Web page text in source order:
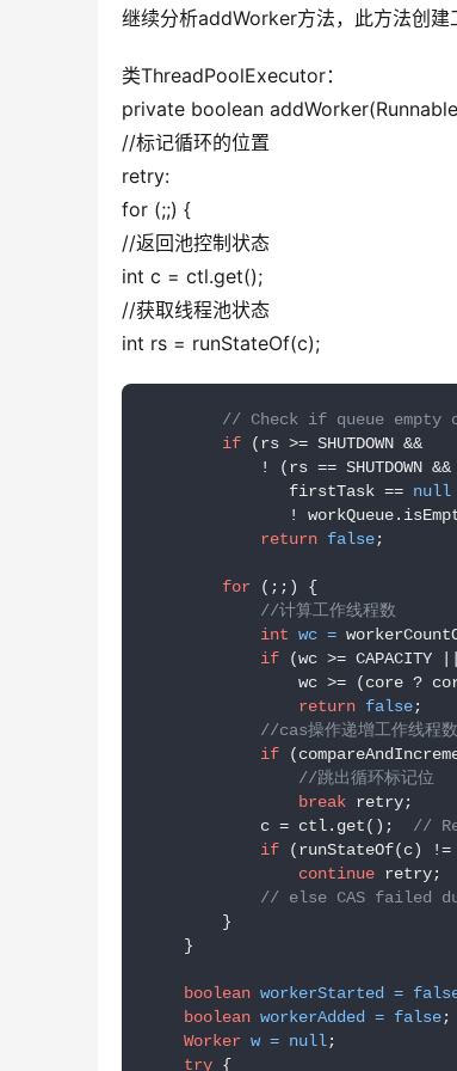
继续分析addWorker方法，此方法创建
类ThreadPoolExecutor：
private boolean
//标记循环的位置
retry:
for (;;) {
//返回池控制状态
int c = ctl.get();
//获取线程池状态
int rs = runStateOf(c);
// Check if queue empty
if (rs >= SHUTDOWN &&
            ! (rs == SHUTDOWN &&
               firstTask ==
null
!
return false;
for (;;) {
//计算工作线程数
int wc =
if (wc >= CAPACITY ||
wc >= (core ?
return false;
//cas操作递增工作线程
if
//跳出循环标记位
break retry;
            c = ctl.get();
//
if (runStateOf(c)
continue retry;
// else CAS failed
        }
    }
boolean workerStarted =
boolean workerAdded = false;
Worker w = null;
try {